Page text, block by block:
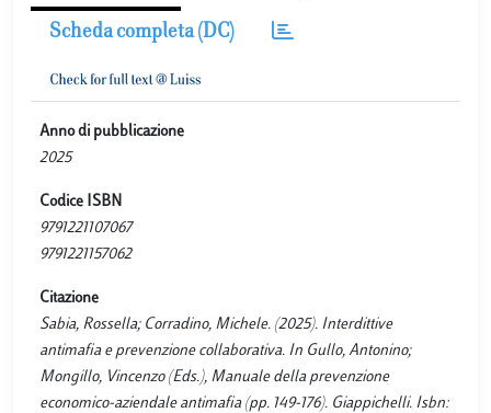
Scheda completa (DC)
Anno di pubblicazione
2025
Codice ISBN
9791221107067
9791221157062
Citazione
Sabia, Rossella; Corradino, Michele. (2025). Interdittive
antimafia e prevenzione collaborativa. In Gullo, Antonino;
Mongillo, Vincenzo (Eds.), Manuale della prevenzione
economico-aziendale antimafia (pp. 149-176). Giappichelli. Isbn: